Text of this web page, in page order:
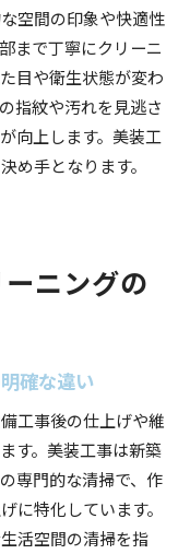
空間の印象や快適性
まで丁寧にクリーニ
目や衛生状態が変わ
指紋や汚れを見逃さ
向上します。美装工
め手となります。
ニングの
確な違い
工事後の仕上げや維
す。美装工事は新築
専門的な清掃で、作
に特化しています。
活空間の清掃を指